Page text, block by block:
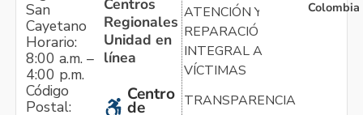
San
Cayetano
Horario:
8:00 a.m. –
4:00 p.m.
Código
Postal:
Centros
Regionales
Unidad en
línea
Centro
de
ATENCIÓN Y
REPARACIÓN
INTEGRAL A
VÍCTIMAS
TRANSPARENCIA
Colombia